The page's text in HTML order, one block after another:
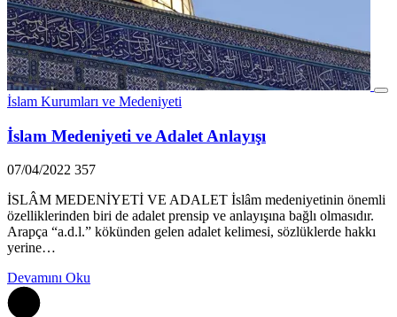
İslam Kurumları ve Medeniyeti
İslam Medeniyeti ve Adalet Anlayışı
07/04/2022 357
İSLÂM MEDENİYETİ VE ADALET İslâm medeniyetinin önemli
özelliklerinden biri de adalet prensip ve anlayışına bağlı olmasıdır.
Arapça “a.d.l.” kökünden gelen adalet kelimesi, sözlüklerde hakkı
yerine…
Devamını Oku